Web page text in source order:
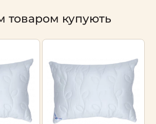
товаром купують